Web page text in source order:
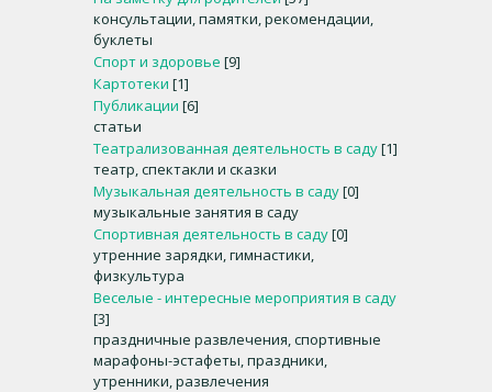
консультации, памятки, рекомендации,
буклеты
Спорт и здоровье [9]
Картотеки [1]
Публикации [6]
статьи
Театрализованная деятельность в саду[1]
театр, спектакли и сказки
Музыкальная деятельность в саду[0]
музыкальные занятия в саду
Спортивная деятельность в саду[0]
утренние зарядки, гимнастики,
физкультура
Веселые - интересные мероприятия в саду
[3]
праздничные развлечения, спортивные
марафоны-эстафеты, праздники,
утренники, развлечения